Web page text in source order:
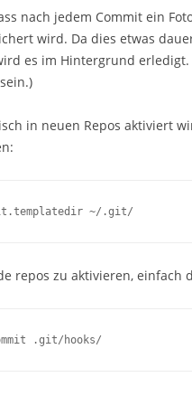
nach jedem Commit ein
wird. Da dies etwas
es im Hintergrund
in neuen Repos aktiviert
~/.git/
repos zu aktivieren, einfach
.git/hooks/